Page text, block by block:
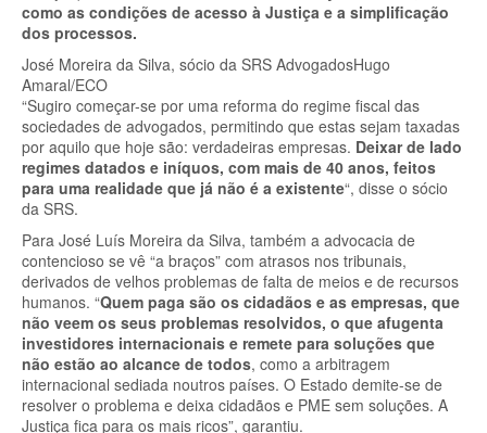
como as condições de acesso à Justiça e a simplificação
dos processos.
José Moreira da Silva, sócio da SRS AdvogadosHugo
Amaral/ECO
“Sugiro começar-se por uma reforma do regime fiscal das
sociedades de advogados, permitindo que estas sejam taxadas
por aquilo que hoje são: verdadeiras empresas. Deixar de lado
regimes datados e iníquos, com mais de 40 anos, feitos
para uma realidade que já não é a existente“, disse o sócio
da SRS.
Para José Luís Moreira da Silva, também a advocacia de
contencioso se vê “a braços” com atrasos nos tribunais,
derivados de velhos problemas de falta de meios e de recursos
humanos. “Quem paga são os cidadãos e as empresas, que
não veem os seus problemas resolvidos, o que afugenta
investidores internacionais e remete para soluções que
não estão ao alcance de todos, como a arbitragem
internacional sediada noutros países. O Estado demite-se de
resolver o problema e deixa cidadãos e PME sem soluções. A
Justiça fica para os mais ricos”, garantiu.